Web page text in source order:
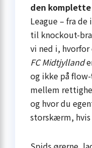
den
League – fra
til knockout-
vi ned i,
FC Midtjylland
og ikke på
mellem
og hvor du
storskærm, hvis